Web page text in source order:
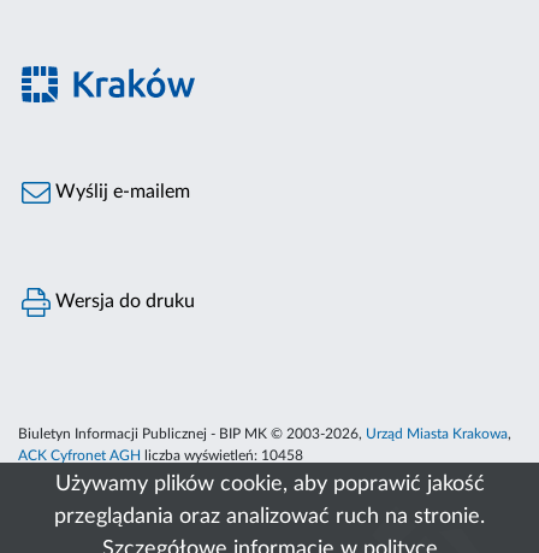
Używamy plików cookie, aby poprawić jakość
przeglądania oraz analizować ruch na stronie.
Wyślij e-mailem
Wersja do druku
Biuletyn Informacji Publicznej - BIP MK © 2003-2026, Urząd Miasta Krakowa,
ACK Cyfronet AGH
liczba wyświetleń: 10458